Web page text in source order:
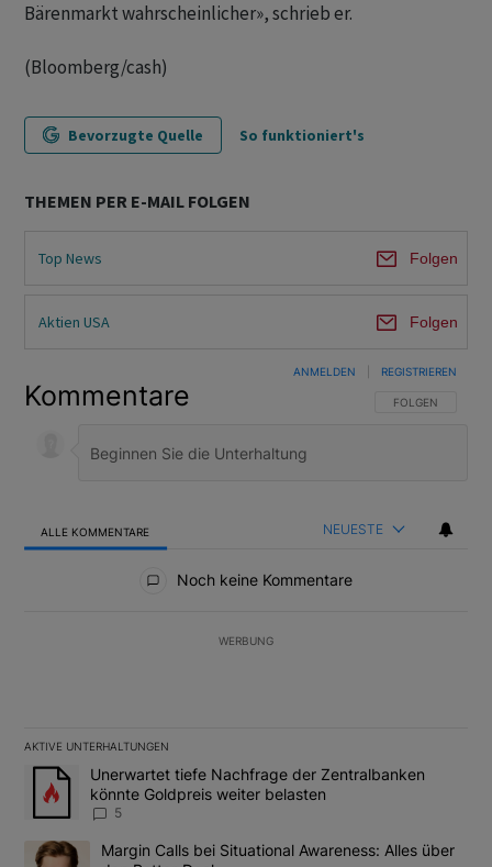
Bärenmarkt wahrscheinlicher», schrieb er.
(Bloomberg/cash)
Bevorzugte Quelle So funktioniert's
THEMEN PER E-MAIL FOLGEN
Top News Folgen
Aktien USA Folgen
Kommentare FOLGE DIESER
FOLGEN
ANMELDEN REGISTRIEREN
ALLE KOMMENTARE NEUESTE
Noch keine Kommentare
WERBUNG
AKTIVE UNTERHALTUNGEN
Das Folgende ist eine Liste der am meisten kommentierten
Ein Trendartikel mit dem Titel "Unerwartet tiefe Nachfrage der
Unerwartet tiefe Nachfrage der Zentralbanken
könnte Goldpreis weiter belasten
5
Ein Trendartikel mit dem Titel "Margin Calls bei Situational
Margin Calls bei Situational Awareness: Alles über